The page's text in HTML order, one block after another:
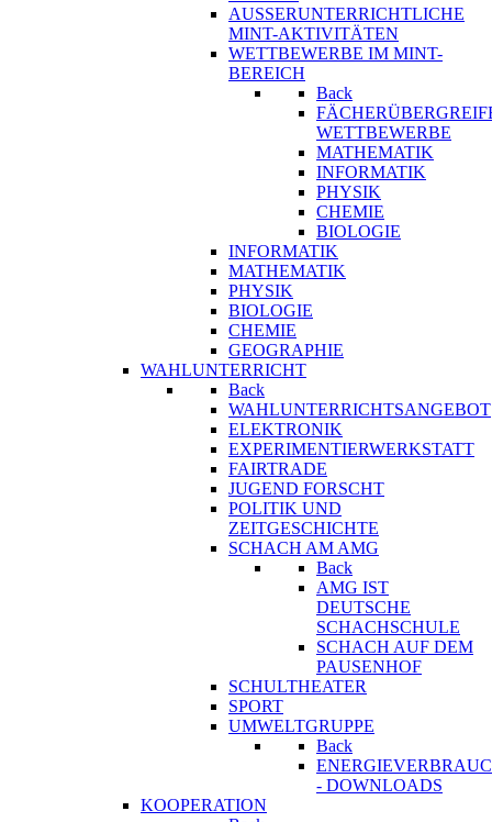
AUSSERUNTERRICHTLICHE
MINT-AKTIVITÄTEN
WETTBEWERBE IM MINT-
BEREICH
Back
WETTBEWERBE
MATHEMATIK
INFORMATIK
PHYSIK
CHEMIE
BIOLOGIE
INFORMATIK
MATHEMATIK
PHYSIK
BIOLOGIE
CHEMIE
GEOGRAPHIE
WAHLUNTERRICHT
Back
WAHLUNTERRICHTSANGEBOT
ELEKTRONIK
EXPERIMENTIERWERKSTATT
FAIRTRADE
JUGEND FORSCHT
POLITIK UND
ZEITGESCHICHTE
SCHACH AM AMG
Back
AMG IST
DEUTSCHE
SCHACHSCHULE
SCHACH AUF DEM
PAUSENHOF
SCHULTHEATER
SPORT
UMWELTGRUPPE
Back
- DOWNLOADS
KOOPERATION